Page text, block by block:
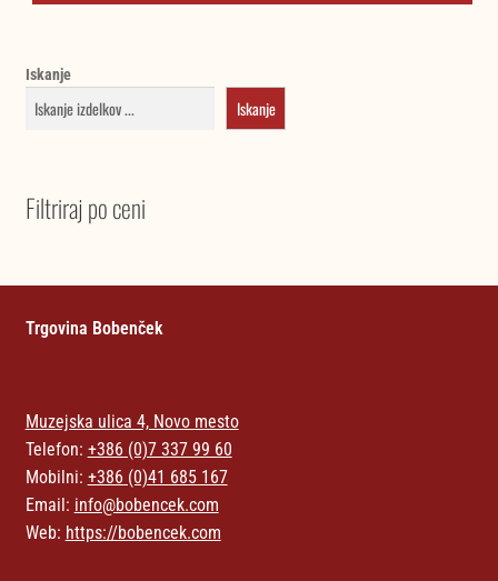
Iskanje
Iskanje
Filtriraj po ceni
Trgovina Bobenček
Muzejska ulica 4, Novo mesto
Telefon: +386 (0)7 337 99 60
Mobilni: +386 (0)41 685 167
Email: info@bobencek.com
Web: https://bobencek.com